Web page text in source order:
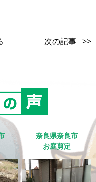
次の記事 >>
奈良県奈良市
お庭剪定